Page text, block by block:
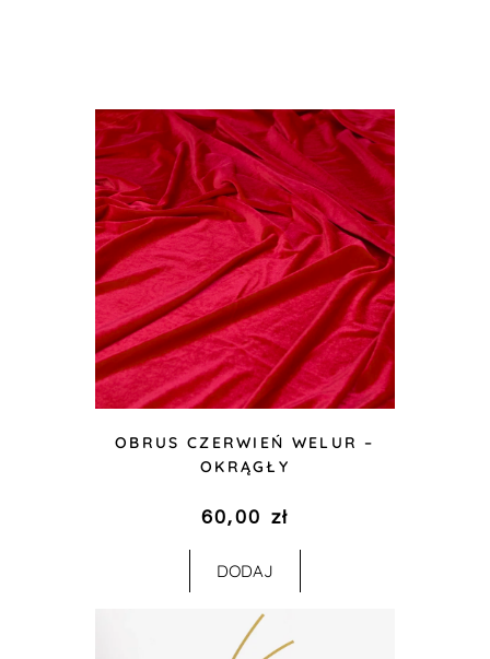
OBRUS CZERWIEŃ WELUR –
OKRĄGŁY
60,00 zł
DODAJ